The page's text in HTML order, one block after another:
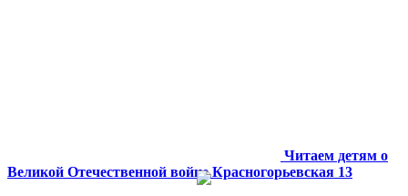
Читаем детям о
Великой Отечественной войне Красногорьевская 13